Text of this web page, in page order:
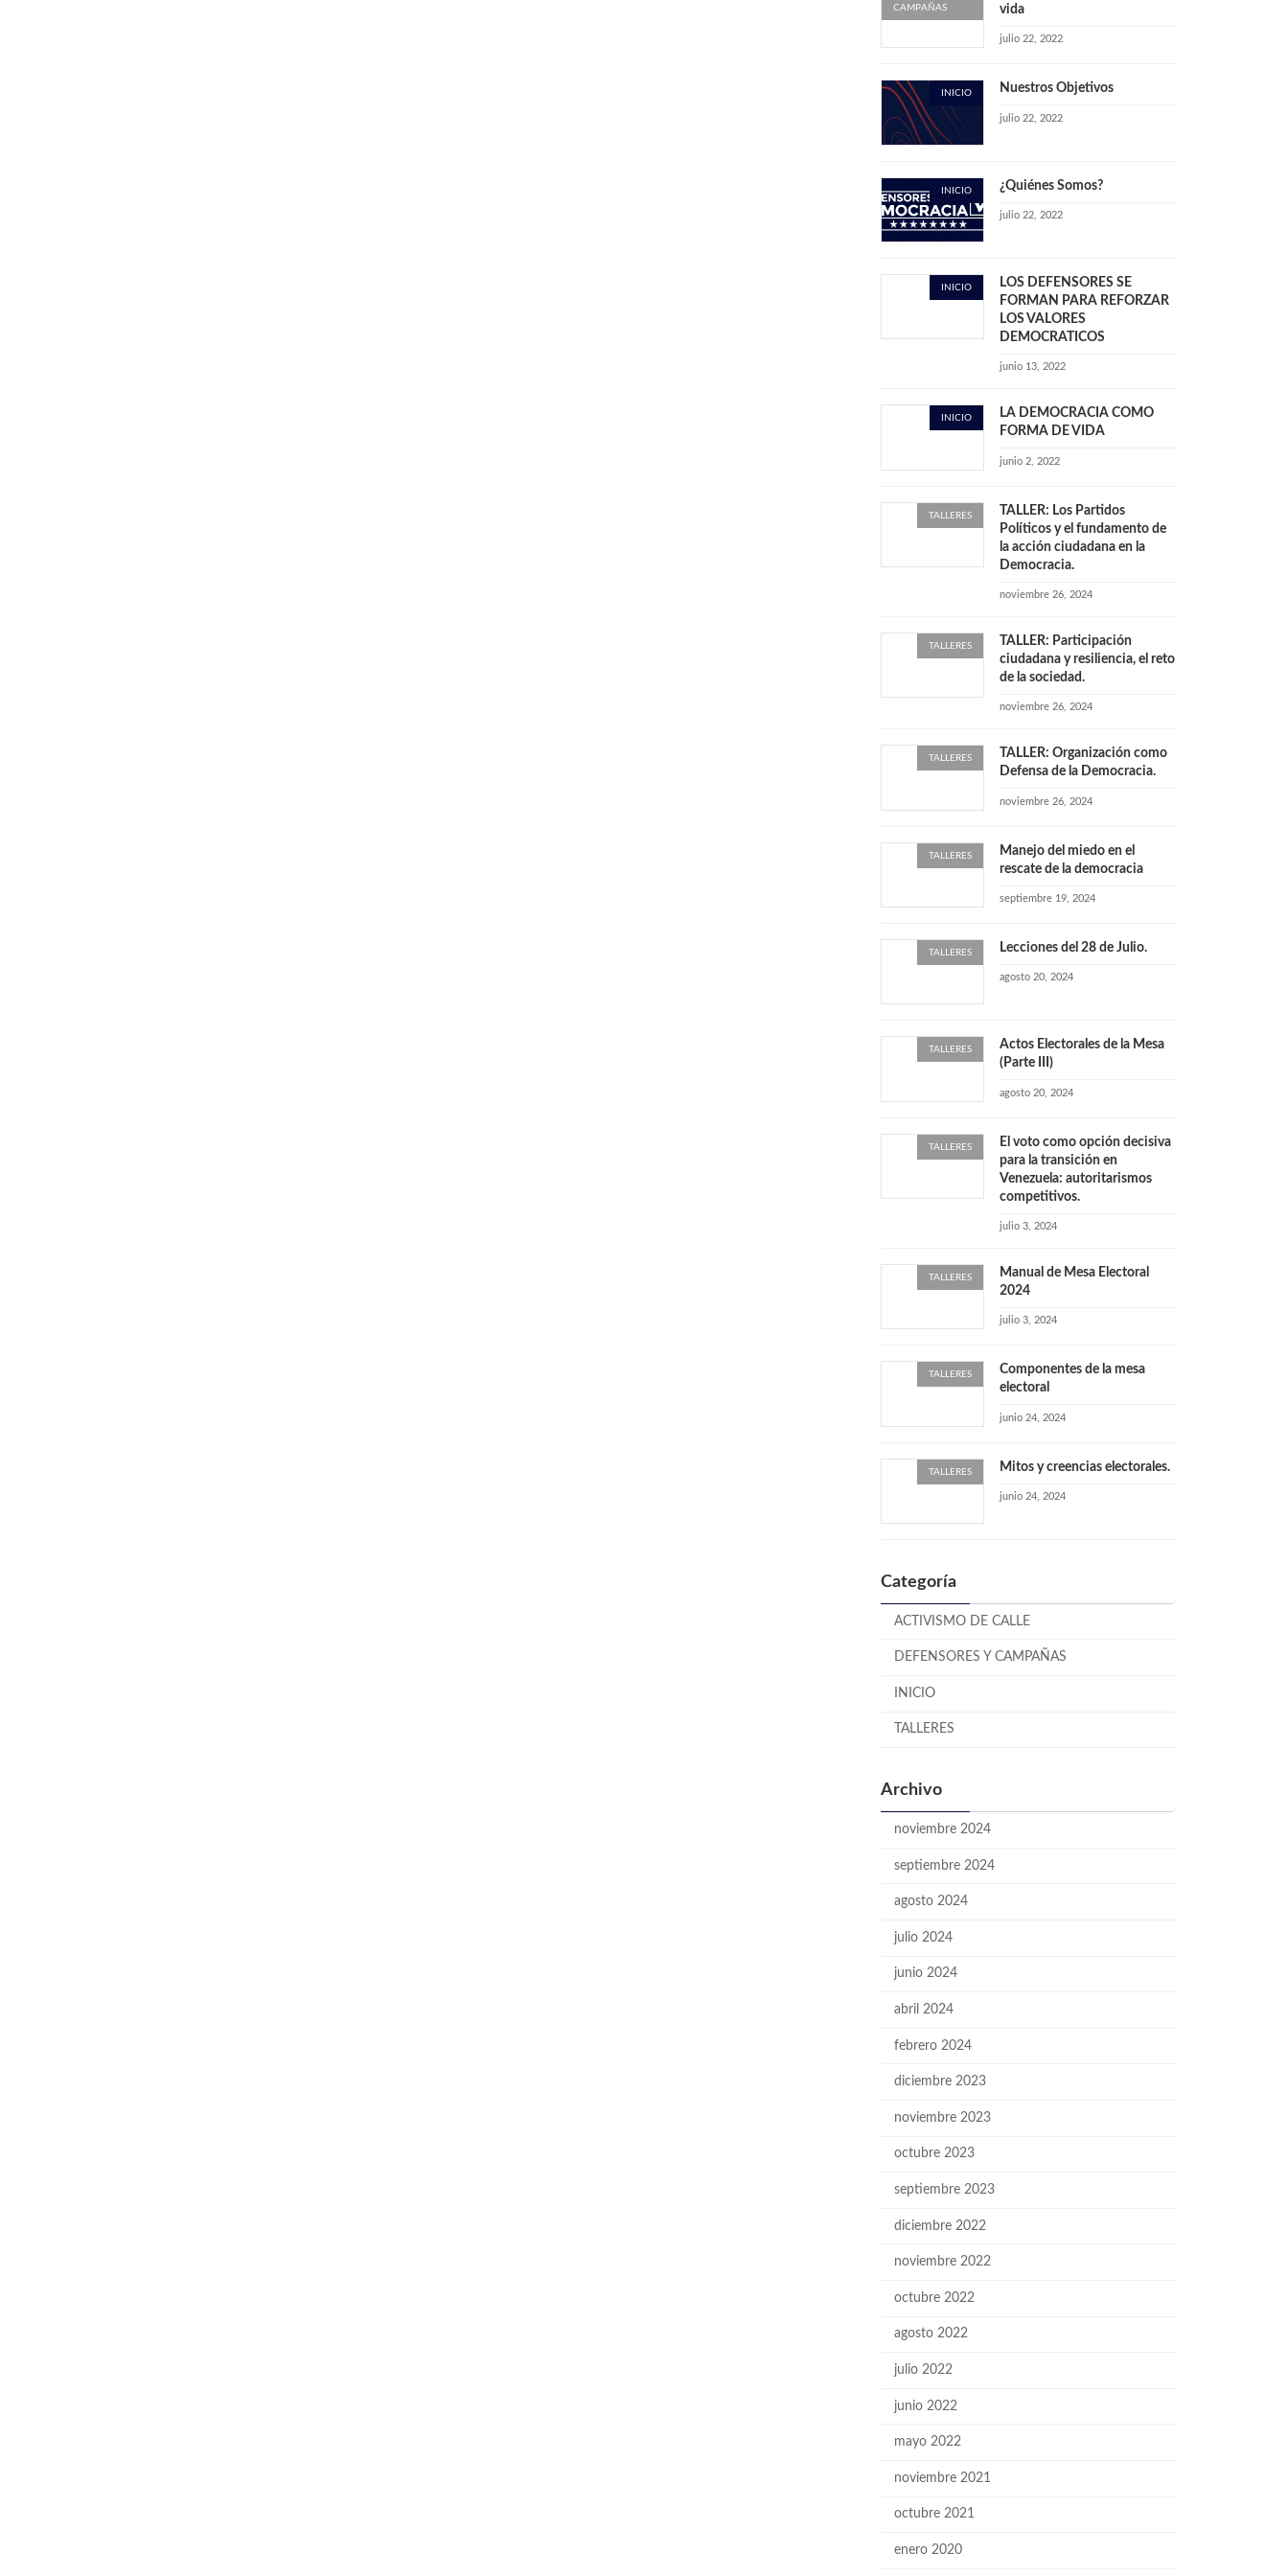
CAMPAÑAS
vida
julio 22, 2022
INICIO Nuestros Objetivos
julio 22, 2022
INICIO ¿Quiénes Somos?
julio 22, 2022
INICIO
LOS DEFENSORES SE
FORMAN PARA REFORZAR
LOS VALORES
DEMOCRATICOS
junio 13, 2022
INICIO
LA DEMOCRACIA COMO
FORMA DE VIDA
junio 2, 2022
TALLERES
TALLER: Los Partidos
Políticos y el fundamento de
la acción ciudadana en la
Democracia.
noviembre 26, 2024
TALLERES
TALLER: Participación
ciudadana y resiliencia, el reto
de la sociedad.
noviembre 26, 2024
TALLERES
TALLER: Organización como
Defensa de la Democracia.
noviembre 26, 2024
TALLERES
Manejo del miedo en el
rescate de la democracia
septiembre 19, 2024
TALLERES Lecciones del 28 de Julio.
agosto 20, 2024
TALLERES
Actos Electorales de la Mesa
(Parte III)
agosto 20, 2024
TALLERES
El voto como opción decisiva
para la transición en
Venezuela: autoritarismos
competitivos.
julio 3, 2024
TALLERES
Manual de Mesa Electoral
2024
julio 3, 2024
TALLERES
Componentes de la mesa
electoral
junio 24, 2024
TALLERES Mitos y creencias electorales.
junio 24, 2024
Categoría
ACTIVISMO DE CALLE
DEFENSORES Y CAMPAÑAS
INICIO
TALLERES
Archivo
noviembre 2024
septiembre 2024
agosto 2024
julio 2024
junio 2024
abril 2024
febrero 2024
diciembre 2023
noviembre 2023
octubre 2023
septiembre 2023
diciembre 2022
noviembre 2022
octubre 2022
agosto 2022
julio 2022
junio 2022
mayo 2022
noviembre 2021
octubre 2021
enero 2020